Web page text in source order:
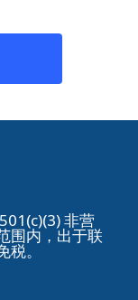
非营
围内，出于联
税。